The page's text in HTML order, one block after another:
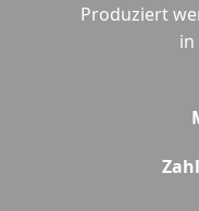
Produziert
in